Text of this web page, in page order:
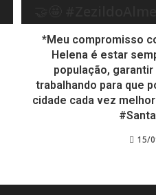
*Meu compromisso
Helena é estar
população,
trabalhando para que
cidade cada vez
15/